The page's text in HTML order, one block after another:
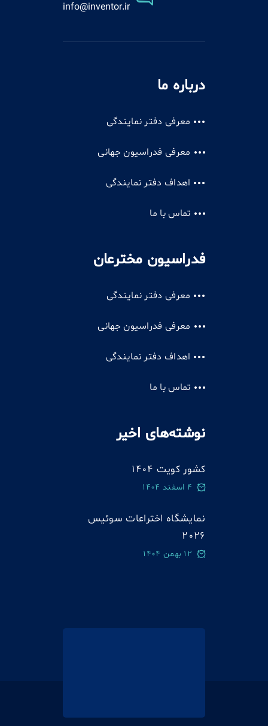
info@inventor.ir
درباره ما
معرفی دفتر نمایندگی
معرفی فدراسیون جهانی
اهداف دفتر نمایندگی
تماس با ما
فدراسیون مخترعان
معرفی دفتر نمایندگی
معرفی فدراسیون جهانی
اهداف دفتر نمایندگی
تماس با ما
نوشته‌های اخیر
کشور کویت 1404
4 اسفند 1404
نمایشگاه اختراعات سوئيس
2026
12 بهمن 1404